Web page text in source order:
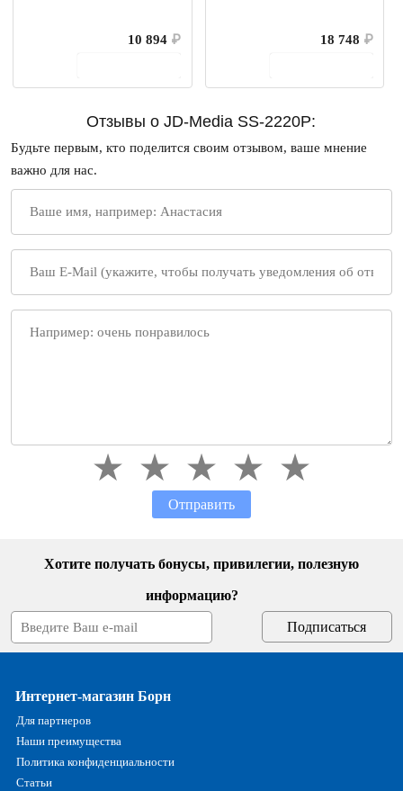
10 894 ₽
18 748 ₽
Отзывы о JD-Media SS-2220P:
Будьте первым, кто поделится своим отзывом, ваше мнение
важно для нас.
Отправить
Хотите получать бонусы, привилегии, полезную
информацию?
Интернет-магазин Борн
Для партнеров
Наши преимущества
Политика конфиденциальности
Статьи